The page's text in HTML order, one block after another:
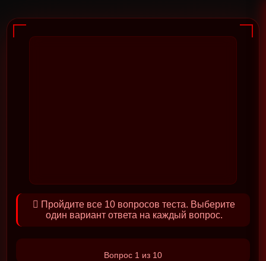
Пройдите все 10 вопросов теста. Выберите
один вариант ответа на каждый вопрос.
Вопрос 1 из 10